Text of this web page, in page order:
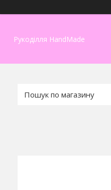
Рукоділля HandMade